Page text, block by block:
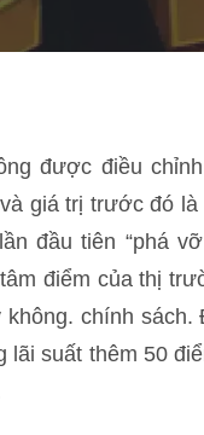
được điều
giá trị trước đó là
đầu tiên “phá
điểm của thị
chính
suất thêm 50